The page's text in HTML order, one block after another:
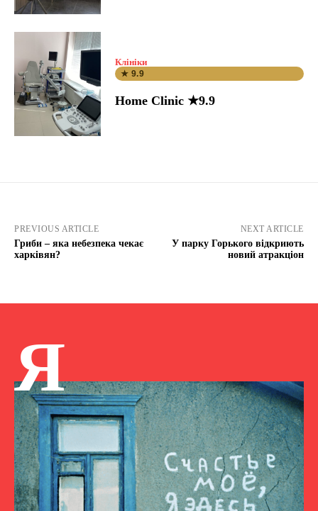
Клініки
★ 9.9
Home Clinic ★9.9
PREVIOUS ARTICLE
Гриби – яка небезпека чекає
харківян?
NEXT ARTICLE
У парку Горького відкриють
новий атракціон
Я